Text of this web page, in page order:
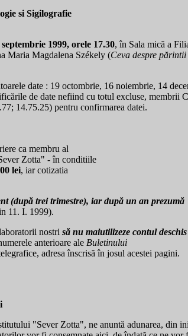
si Sigilografie
1999, orele 17.30, în Sala mică a
Maria Magdalena Székely (Ceva despre
date : 19 octombrie, 16 noiembrie, 14
de date nefiind cu totul excluse, membrii
14.75.25) pentru confirmarea datei.
ca membru al
Zotta" - în conditiile
lei, iar cotizatia
(după trei trimestre), iar după un an prezumă
11. I. 1999).
nostri să nu maiutilizeze contul
anterioare ale Buletinului
adresa înscrisă în josul acestei pagini.
"Sever Zotta", ne anuntă adunarea, din